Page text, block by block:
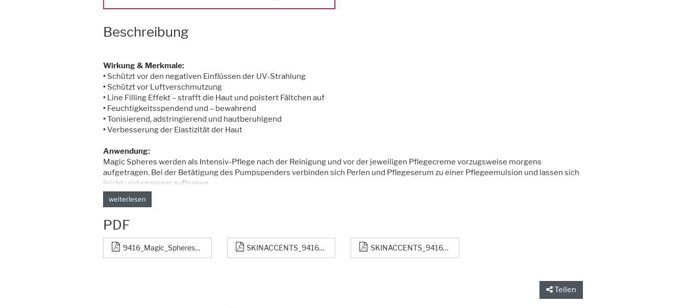
Beschreibung
Wirkung & Merkmale:
• Schützt vor den negativen Einflüssen der UV-Strahlung
• Schützt vor Luftverschmutzung
• Line Filling Effekt – strafft die Haut und polstert Fältchen auf
• Feuchtigkeitsspendend und – bewahrend
•Tonisierend, adstringierend und hautberuhigend
•Verbesserung der Elastizität der Haut
Anwendung:
Magic Spheres werden als Intensiv-Pflege nach der Reinigung und vor der jeweiligen Pflegecreme vorzugsweise morgens
aufgetragen. Bei der Betätigung des Pumpspenders verbinden sich Perlen und Pflegeserum zu einer Pflegeemulsion und lassen sich
leicht und sparsam auftragen.
weiterlesen
PDF
9416_Magic_Spheres_Hydra.pdf SKINACCENTS_9416_DE.pdf SKINACCENTS_9416_GB.pdf
Teilen